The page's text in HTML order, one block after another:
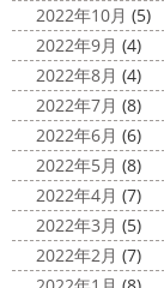
が、明日は祝
さて、先日の
ットが完成し
ゃんも一緒にパ
2022年10月 (5)
2022年9月 (4)
2022年8月 (4)
2022年7月 (8)
2022年6月 (6)
2022年5月 (8)
2022年4月 (7)
2022年3月 (5)
2022年2月 (7)